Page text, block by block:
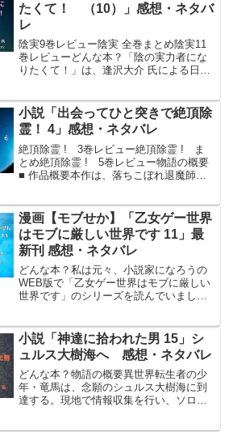
たくて！ （10）」感想・ネタバ
レ
陰実9巻レビュー陰実 全巻まとめ陰実11
巻レビューどんな本？「陰の実力者にな
りたくて！」は、逢沢大介 氏による日本
ーではなく、陰で世界を牛耳る様な「陰
の実力者」に憧れて...
小説「出会ってひと突きで絶頂除
霊！ 4」感想・ネタバレ
絶頂除霊 ! 3巻レビュー絶頂除霊 ! ま
とめ絶頂除霊 ! 5巻レビュー物語の概要
■ 作品概要本作は、落ちこぼれ退魔師の
向かう退魔活劇の第4巻である。 本巻で
は、晴久の...
漫画【モブせか】「乙女ゲー世界
はモブに厳しい世界です 11」最
新刊 感想・ネタバレ
どんな本？私は元々、小説家になろうの
WEB版で「乙女ゲー世界はモブに厳しい
世界です」のシリーズを読んでいまし
も新刊が出るたびに予約して購入するほ
ど、この作品の大ファンで...
小説「神達に拾われた男 15」シ
ュルス大樹海へ 感想・ネタバレ
どんな本？物語の概要異世界転生者の少
年・竜馬は、念願のシュルス大樹海に到
達する。現地で情報収集を行い、ソロで